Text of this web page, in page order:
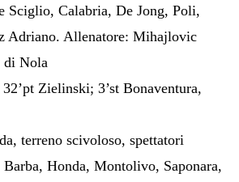
Calabria, De Jong, Poli,
Adriano. Allenatore: Mihajlovic
di Nola
Zielinski; 3’st Bonaventura,
terreno scivoloso, spettatori
Honda, Montolivo, Saponara,